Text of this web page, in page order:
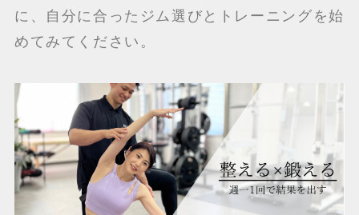
に、自分に合ったジム選びとトレーニングを始
めてみてください。